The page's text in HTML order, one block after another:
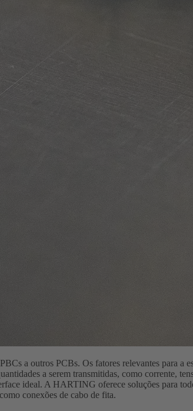
a outros PCBs. Os fatores relevantes para a
a serem transmitidas, como corrente,
ideal. A HARTING oferece soluções para
conexões de cabo de fita.